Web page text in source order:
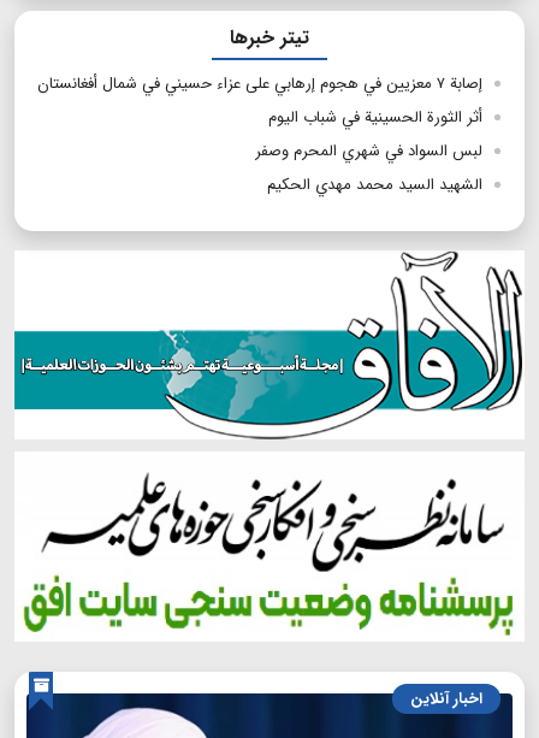
تیتر خبرها
إصابة ۷ معزيين في هجوم إرهابي على عزاء حسيني في شمال أفغانستان
أثر الثورة الحسينية في شباب اليوم
لبس السواد في شهري المحرم وصفر
الشهید السید محمد مهدي الحکیم
اخبار آنلاین